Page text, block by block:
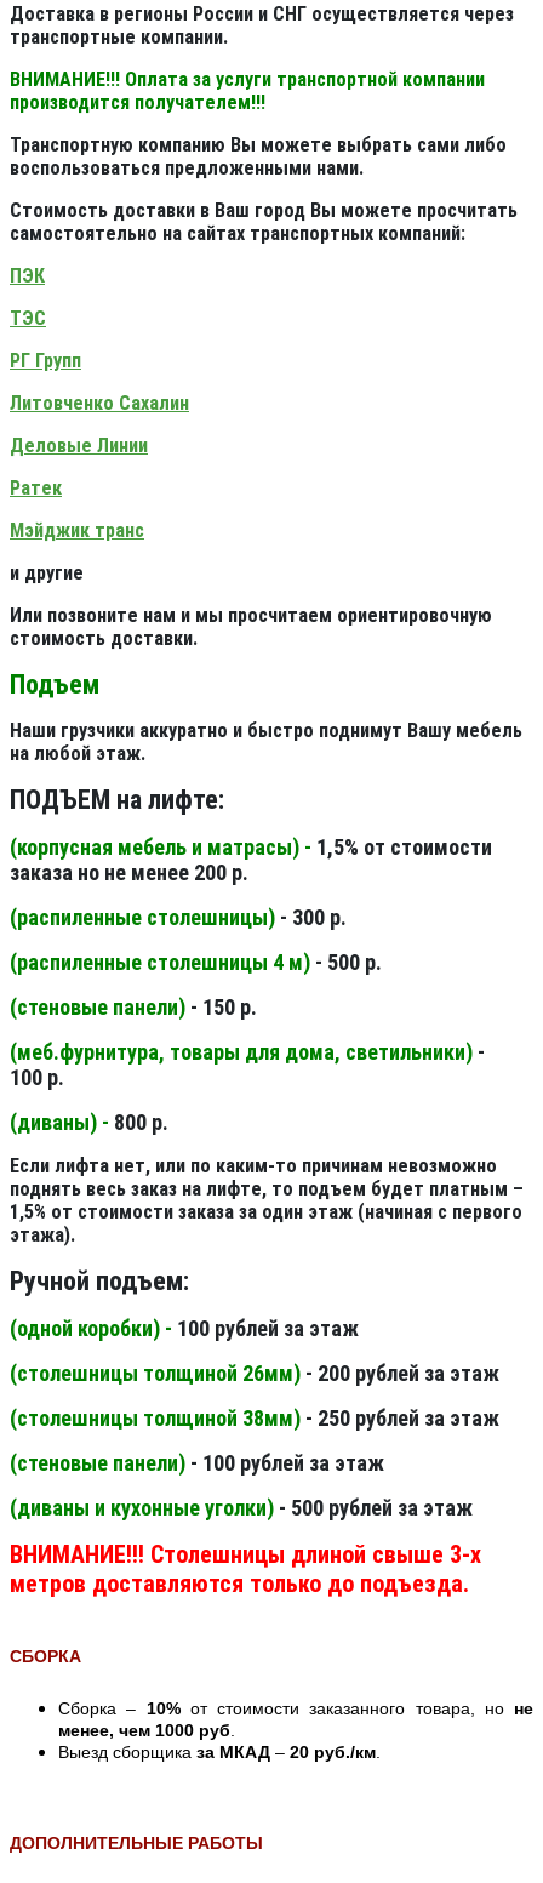
Доставка в регионы России и СНГ осуществляется через
транспортные компании.
ВНИМАНИЕ!!! Оплата за услуги транспортной компании
производится получателем!!!
Транспортную компанию Вы можете выбрать сами либо
воспользоваться предложенными нами.
Стоимость доставки в Ваш город Вы можете просчитать
самостоятельно на сайтах транспортных компаний:
ПЭК
ТЭС
РГ Групп
Литовченко Сахалин
Деловые Линии
Ратек
Мэйджик транс
и другие
Или позвоните нам и мы просчитаем ориентировочную
стоимость доставки.
Подъем
Наши грузчики аккуратно и быстро поднимут Вашу мебель
на любой этаж.
ПОДЪЕМ на лифте:
(корпусная мебель и матрасы) - 1,5% от стоимости
заказа но не менее 200 р.
(распиленные столешницы) - 300 р.
(распиленные столешницы 4 м) - 500 р.
(стеновые панели) - 150 р.
(меб.фурнитура, товары для дома, светильники) -
100 р.
(диваны) - 800 р.
Если лифта нет, или по каким-то причинам невозможно
поднять весь заказ на лифте, то подъем будет платным –
1,5% от стоимости заказа за один этаж (начиная с первого
этажа).
Ручной подъем:
(одной коробки) - 100 рублей за этаж
(столешницы толщиной 26мм) - 200 рублей за этаж
(столешницы толщиной 38мм) - 250 рублей за этаж
(стеновые панели) - 100 рублей за этаж
(диваны и кухонные уголки) - 500 рублей за этаж
ВНИМАНИЕ!!! Столешницы длиной свыше 3-х
метров доставляются только до подъезда.
СБОРКА
Сборка – 10%от стоимости заказанного товара, но не
менее, чем 1000 руб
Выезд сборщика за МКАД – 20 руб./км
ДОПОЛНИТЕЛЬНЫЕ РАБОТЫ